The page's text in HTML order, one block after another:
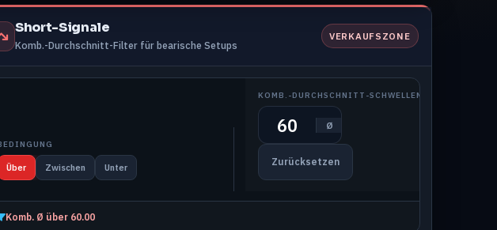
Short-Signale
Komb.-Durchschnitt-Filter für bearische Setups
VERKAUFSZONE
Über Zwischen Unter
KOMB.-DURCHSCHNITT-SCHWELLENWERT
Ø
Zurücksetzen
Komb. Ø über 60.00